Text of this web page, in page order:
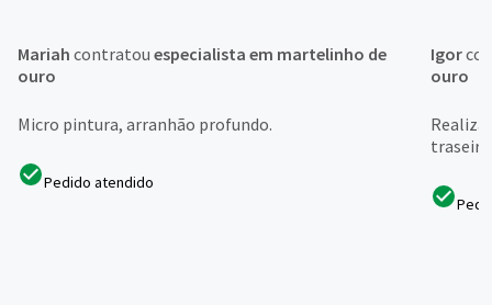
Mariah contratou especialista em martelinho de
ouro
Micro pintura, arranhão profundo.
Pedido atendido
Igor
ouro